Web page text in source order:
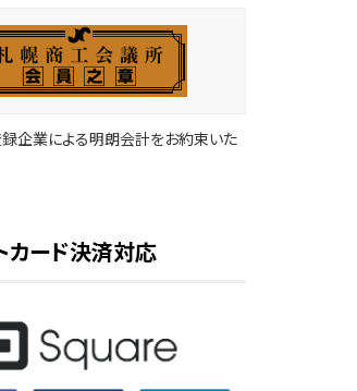
企業による明朗会計をお約束いた
カード決済対応